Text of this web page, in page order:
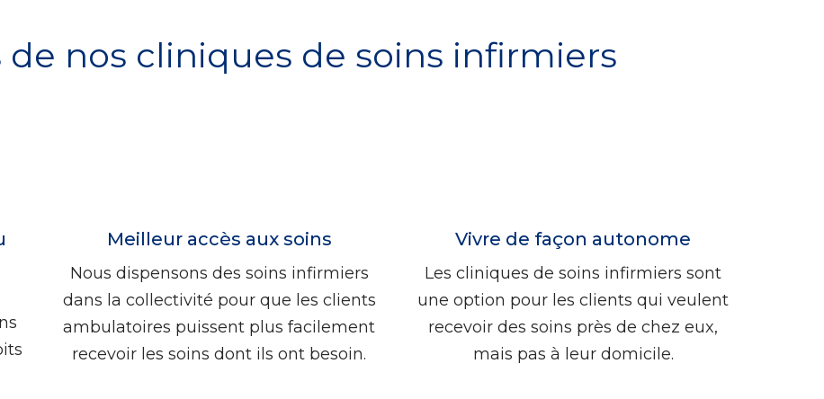
de nos cliniques de soins infirmiers
Meilleur accès aux soins
Nous dispensons des soins infirmiers
dans la collectivité pour que les clients
ambulatoires puissent plus facilement
recevoir les soins dont ils ont besoin.
Vivre de façon autonome
Les cliniques de soins infirmiers sont
une option pour les clients qui veulent
recevoir des soins près de chez eux,
mais pas à leur domicile.